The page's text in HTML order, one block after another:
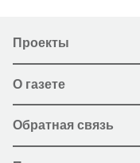
Проекты
О газете
Обратная связь